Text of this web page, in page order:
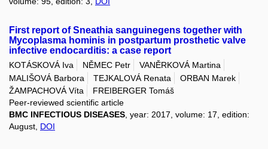
First report of Sneathia sanguinegens together with
Mycoplasma hominis in postpartum prosthetic valve
infective endocarditis: a case report
KOTÁSKOVÁ Iva NĚMEC Petr
VANĚRKOVÁ Martina
MALIŠOVÁ Barbora
TEJKALOVÁ Renata
ORBAN Marek
ŽAMPACHOVÁ Víta
FREIBERGER Tomáš
Peer-reviewed scientific article
BMC INFECTIOUS DISEASES , year: 2017, volume: 17, edition:
August, DOI